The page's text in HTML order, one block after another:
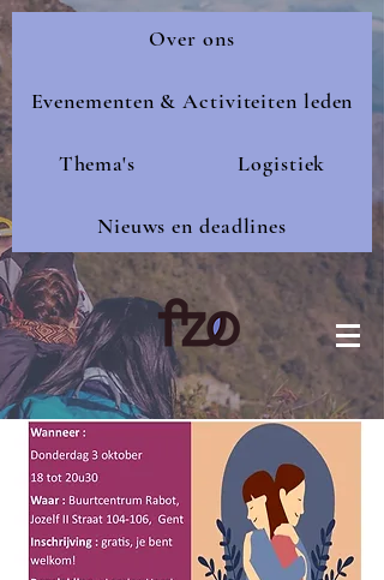
Over ons
Evenementen & Activiteiten leden
Thema's Logistiek
Nieuws en deadlines